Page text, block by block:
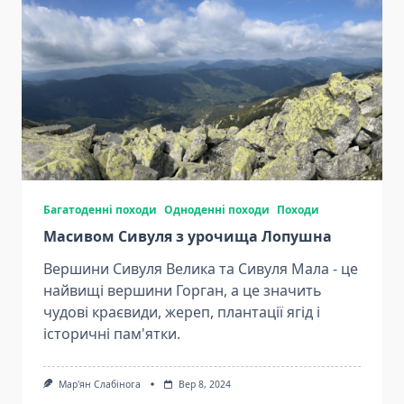
Багатоденні походи Одноденні походи Походи
Масивом Сивуля з урочища Лопушна
Вершини Сивуля Велика та Сивуля Мала - це
найвищі вершини Горган, а це значить
чудові краєвиди, жереп, плантації ягід і
історичні пам'ятки.
Мар'ян Слабінога Вер 8, 2024